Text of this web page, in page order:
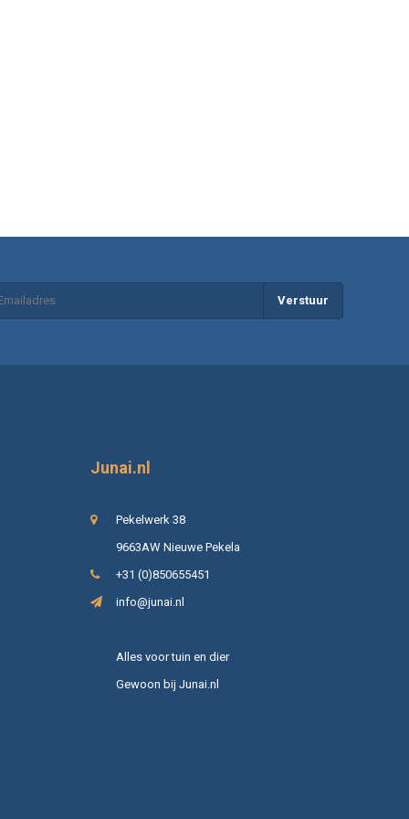
Verstuur
Junai.nl
Pekelwerk 38
9663AW Nieuwe Pekela
+31 (0)850655451
info@junai.nl
Alles voor tuin en dier
Gewoon bij Junai.nl